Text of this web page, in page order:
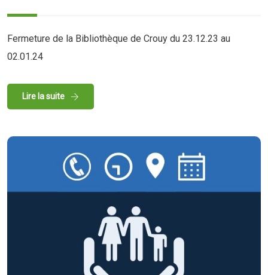
Fermeture de la Bibliothèque de Crouy du 23.12.23 au
02.01.24
Lire la suite